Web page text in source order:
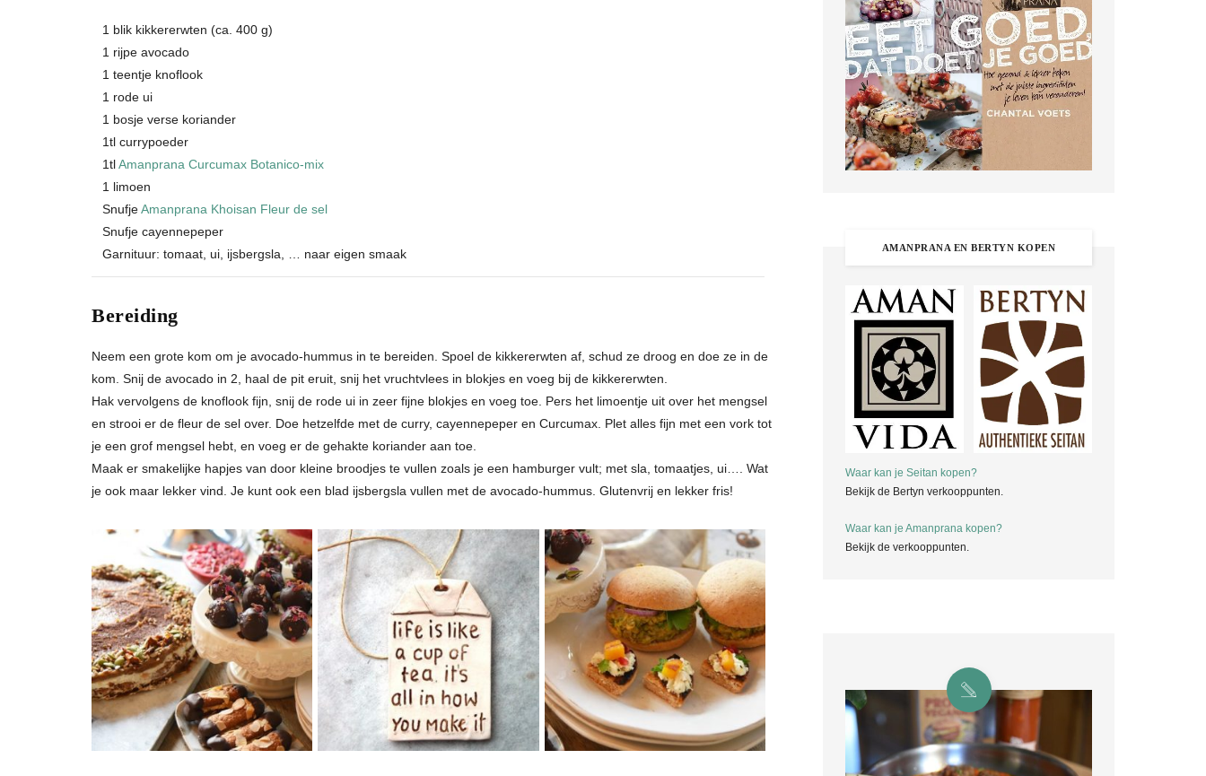
1 blik kikkererwten (ca. 400 g)
1 rijpe avocado
1 teentje knoflook
1 rode ui
1 bosje verse koriander
1tl currypoeder
1tlAmanprana Curcumax Botanico-mix
1 limoen
SnufjeAmanprana Khoisan Fleur de sel
Snufje cayennepeper
Garnituur: tomaat, ui, ijsbergsla, … naar eigen smaak
Bereiding
Neem een grote kom om je avocado-hummus in te bereiden. Spoel de kikkererwten af, schud ze droog en doe ze in de
kom. Snij de avocado in 2, haal de pit eruit, snij het vruchtvlees in blokjes en voeg bij de kikkererwten.
Hak vervolgens de knoflook fijn, snij de rode ui in zeer fijne blokjes en voeg toe. Pers het limoentje uit over het mengsel
en strooi er de fleur de sel over. Doe hetzelfde met de curry, cayennepeper en Curcumax. Plet alles fijn met een vork tot
je een grof mengsel hebt, en voeg er de gehakte koriander aan toe.
Maak er smakelijke hapjes van door kleine broodjes te vullen zoals je een hamburger vult; met sla, tomaatjes, ui…. Wat
je ook maar lekker vind. Je kunt ook een blad ijsbergsla vullen met de avocado-hummus. Glutenvrij en lekker fris!
AMANPRANA EN BERTYN KOPEN
Waar kan je Seitan kopen?
Bekijk de Bertyn verkooppunten.
Waar kan je Amanprana kopen?
Bekijk de verkooppunten.